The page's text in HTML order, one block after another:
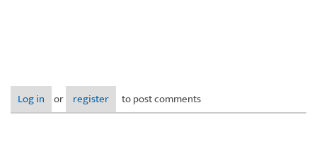
Log in or register to post comments